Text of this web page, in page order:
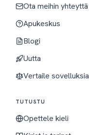
Ota meihin yhteyttä
Apukeskus
Blogi
Uutta
Vertaile sovelluksia
TUTUSTU
Opettele kieli